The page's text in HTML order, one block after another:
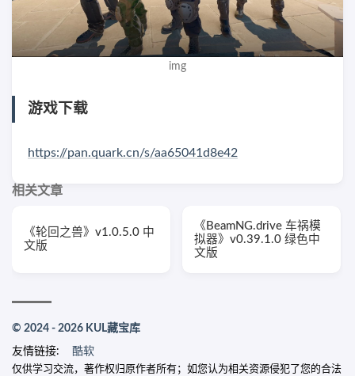
img
游戏下载
https://pan.quark.cn/s/aa65041d8e42
相关文章
《轮回之兽》v1.0.5.0 中
文版
《BeamNG.drive 车祸模
拟器》v0.39.1.0 绿色中
文版
© 2024 - 2026 KUL藏宝库
友情链接: 酷软
仅供学习交流，著作权归原作者所有；如您认为相关资源侵犯了您的合法